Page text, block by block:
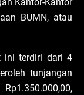
BUMN, atau
ini terdiri dari 4
tunjangan